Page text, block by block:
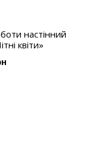
настінний
квіти»